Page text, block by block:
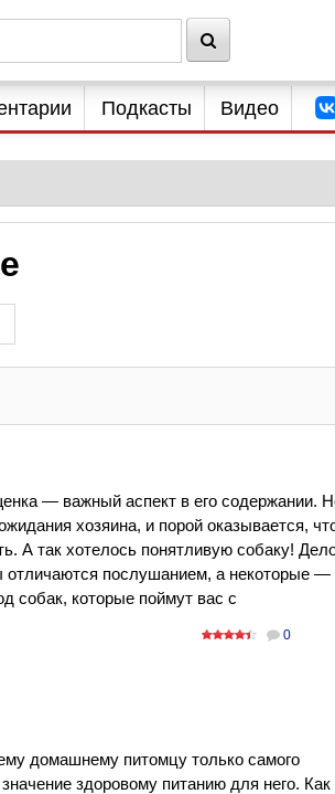
Подкасты Видео
— важный аспект в его содержании.
хозяина, и порой оказывается,
А так хотелось понятливую собаку!
отличаются послушанием, а некоторые —
собак, которые поймут вас с
0
домашнему питомцу только самого
здоровому питанию для него. Как